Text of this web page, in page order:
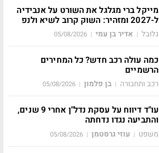
מייקל ברי מגלגל את השורט על אנבידיה
ל-2027 ומזהיר: השוק קרוב לשיא ולנפ
גלובל | אדיר בן עמי |
05/08/2026
כמה עולה רכב חדש? כל המחירים
הרשמיים
רכב ותחבורה | בן פלמון |
05/08/2026
עו"ד דיווח על עסקת נדל"ן אחרי 9 שנים,
והתביעה נגדו נדחתה
משפט | עוזי גרסטמן |
05/08/2026